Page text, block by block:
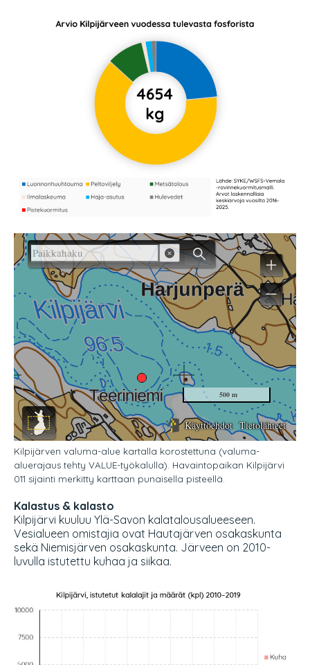
Kilpijärven valuma-alue kartalla korostettuna (valuma-
aluerajaus tehty VALUE-työkalulla). Havaintopaikan Kilpijärvi
011 sijainti merkitty karttaan punaisella pisteellä.
Kalastus & kalasto
Kilpijärvi kuuluu Ylä-Savon kalatalousalueeseen.
Vesialueen omistajia ovat Hautajärven osakaskunta
sekä Niemisjärven osakaskunta. Järveen on 2010-
luvulla istutettu kuhaa ja siikaa.